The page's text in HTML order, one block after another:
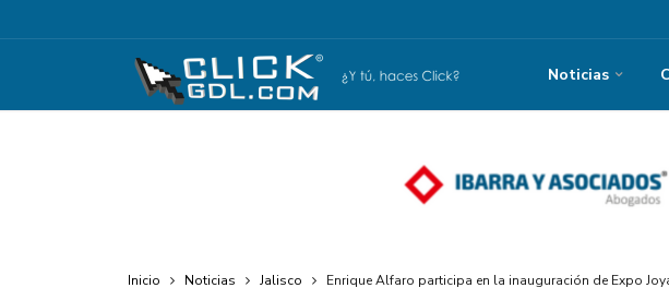
Noticias
Inicio Noticias Jalisco Enrique Alfaro participa en la inauguración de Expo